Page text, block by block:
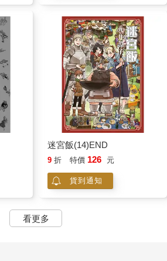
迷宮飯(14)END
9 折 特價 126 元
貨到通知
看更多